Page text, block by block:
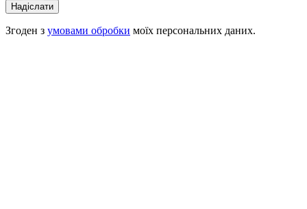
Надіслати
Згоден з умовами обробки моїх персональних даних.